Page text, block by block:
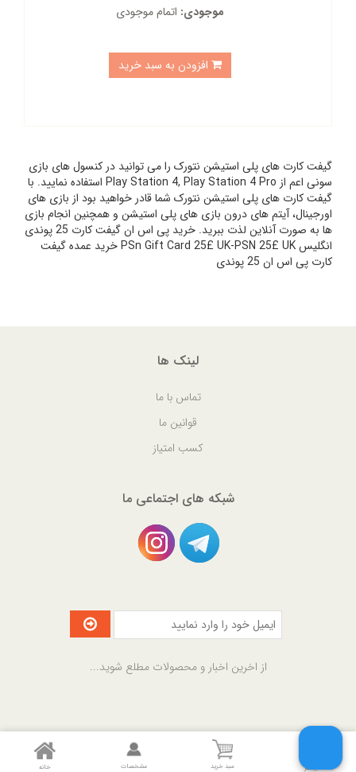
موجودی: اتمام موجودی
افزودن به سبد خرید
گیفت کارت های پلی استیشن نتورک را می توانید در کنسول های بازی
سونی اعم از Play Station 4, Play Station 4 Pro استفاده نمایید. با
گیفت کارت های پلی استیشن نتورک شما قادر خواهید بود از بازی های
اورجینال، آیتم های درون بازی های پلی استیشن و همچنین انجام بازی
ها به صورت آنلاین لذت ببرید. خرید پی اس ان گیفت کارت 25 پوندی
انگلیس PSn Gift Card 25£ UK-PSN 25£ UK خرید عمده گیفت
کارت پی اس ان 25 پوندی
لینک ها
تماس با ما
قوانین ما
کسب امتیاز
شبکه های اجتماعی ما
از اخرین اخبار و محصولات مطلع شوید...
Copyright © 2018 MyGift.ir. All rights reserved. خانه مشخصات سبد خرید بیشتر